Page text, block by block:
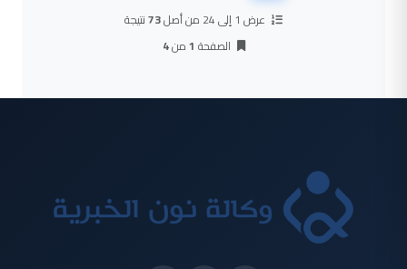
عرض 1 إلى 24 من أصل 73نتيجة
الصفحة 1من4